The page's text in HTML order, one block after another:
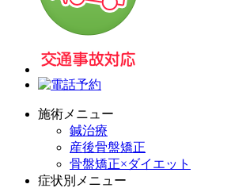
施術メニュー
鍼治療
産後骨盤矯正
骨盤矯正×ダイエット
症状別メニュー